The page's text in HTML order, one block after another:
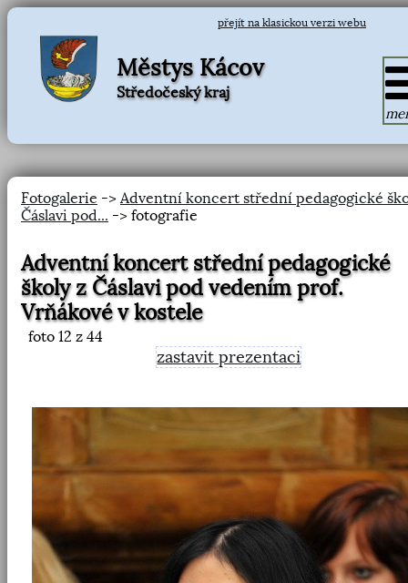
přejít na klasickou verzi webu
Městys Kácov
Středočeský kraj
Fotogalerie -> Adventní koncert střední pedagogické
Čáslavi pod... -> fotografie
Adventní koncert střední pedagogické
školy z Čáslavi pod vedením prof.
Vrňákové v kostele
foto 12 z 44
zastavit prezentaci